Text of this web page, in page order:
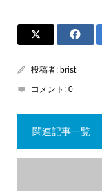
投稿者: brist
コメント: 0
関連記事一覧